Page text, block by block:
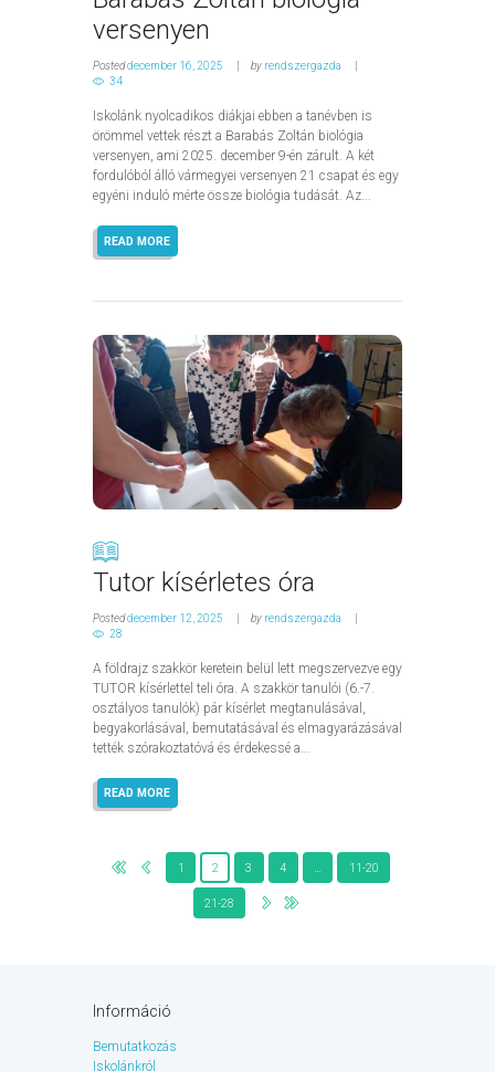
versenyen
Posteddecember 16, 2025 by rendszergazda
34
Iskolánk nyolcadikos diákjai ebben a tanévben is
örömmel vettek részt a Barabás Zoltán biológia
versenyen, ami 2025. december 9-én zárult. A két
fordulóból álló vármegyei versenyen 21 csapat és egy
egyéni induló mérte össze biológia tudását. Az...
READ MORE
Tutor kísérletes óra
Posteddecember 12, 2025 by rendszergazda
28
A földrajz szakkör keretein belül lett megszervezve egy
TUTOR kísérlettel teli óra. A szakkör tanulói (6.-7.
osztályos tanulók) pár kísérlet megtanulásával,
begyakorlásával, bemutatásával és elmagyarázásával
tették szórakoztatóvá és érdekessé a...
READ MORE
1 2 3 4 … 11-20
21-28
Információ
Bemutatkozás
Iskolánkról